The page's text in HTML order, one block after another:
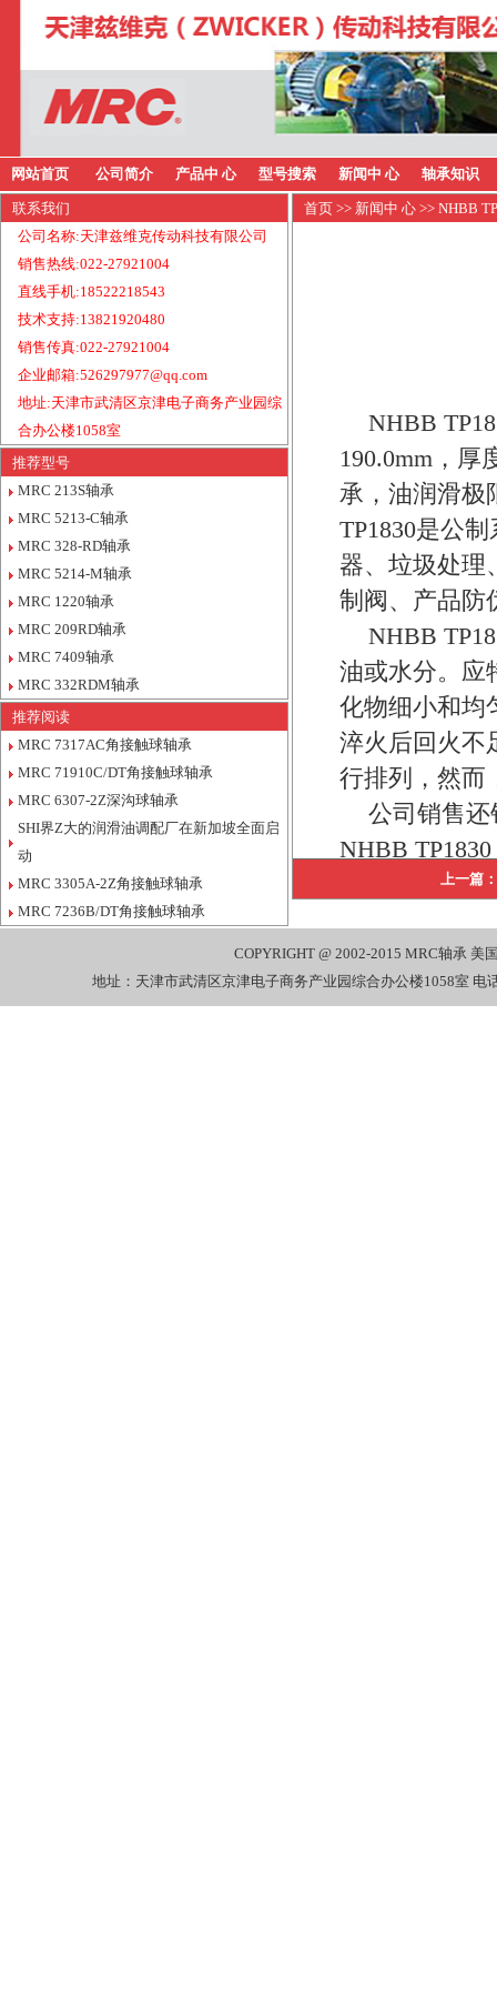
网站首页 公司简介 产品中 心 型号搜索 新闻中 心 轴承知识
联系我们
公司名称:天津兹维克传动科技有限公司
销售热线:022-27921004
直线手机:18522218543
技术支持:13821920480
销售传真:022-27921004
企业邮箱:526297977@qq.com
地址:天津市武清区京津电子商务产业园综
合办公楼1058室
推荐型号
MRC 213S轴承
MRC 5213-C轴承
MRC 328-RD轴承
MRC 5214-M轴承
MRC 1220轴承
MRC 209RD轴承
MRC 7409轴承
MRC 332RDM轴承
推荐阅读
MRC 7317AC角接触球轴承
MRC 71910C/DT角接触球轴承
MRC 6307-2Z深沟球轴承
SHI界Z大的润滑油调配厂在新加坡全面启
动
MRC 3305A-2Z角接触球轴承
MRC 7236B/DT角接触球轴承
首页 >> 新闻中 心 >> NHBB
NHBB
190.0mm，厚
承，油润滑极
TP1830是公
器、垃圾处理
制阀、产品防
NHBB
油或水分。应
化物细小和均
淬火后回火不
行排列，然而
公司销售还
NHBB
上一篇：
COPYRIGHT @ 2002-2015 MRC轴承 美
地址：天津市武清区京津电子商务产业园综合办公楼1058室 电